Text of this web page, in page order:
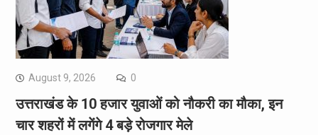
August 9, 2026 0
उत्तराखंड के 10 हजार युवाओं को नौकरी का मौका, इन
चार शहरों में लगेंगे 4 बड़े रोजगार मेले